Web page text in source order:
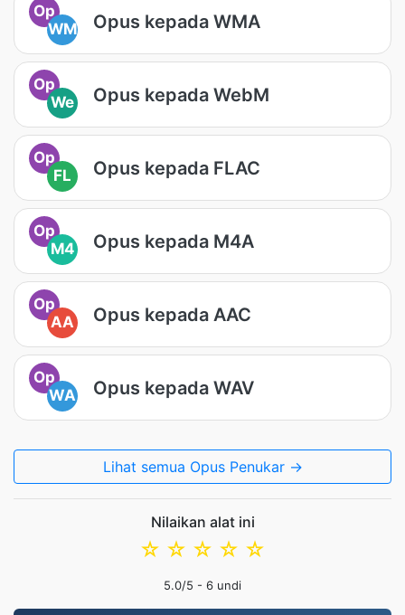
Op
WM
Opus kepada WMA
Op
We
Opus kepada WebM
Op
FL
Opus kepada FLAC
Op
M4
Opus kepada M4A
Op
AA
Opus kepada AAC
Op
WA
Opus kepada WAV
Lihat semua Opus Penukar →
Nilaikan alat ini
☆
☆
☆
☆
☆
5.0/5 - 6 undi